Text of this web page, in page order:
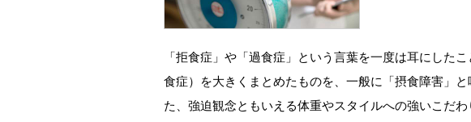
「拒食症」や「過食症」という言葉を一度は耳にした
食症）を大きくまとめたものを、一般に「摂食障害」
た、強迫観念ともいえる体重やスタイルへの強いこだ